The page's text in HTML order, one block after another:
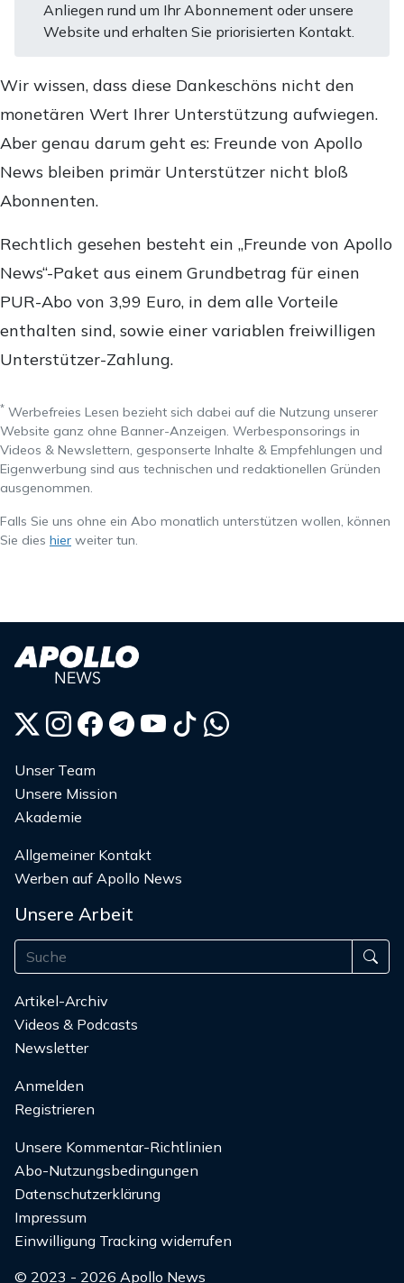
Anliegen rund um Ihr Abonnement oder unsere
Website und erhalten Sie priorisierten Kontakt.
Wir wissen, dass diese Dankeschöns nicht den
monetären Wert Ihrer Unterstützung aufwiegen.
Aber genau darum geht es: Freunde von Apollo
News bleiben primär Unterstützer nicht bloß
Abonnenten.
Rechtlich gesehen besteht ein „Freunde von Apollo
News“-Paket aus einem Grundbetrag für einen
PUR-Abo von 3,99 Euro, in dem alle Vorteile
enthalten sind, sowie einer variablen freiwilligen
Unterstützer-Zahlung.
* Werbefreies Lesen bezieht sich dabei auf die Nutzung unserer
Website ganz ohne Banner-Anzeigen. Werbesponsorings in
Videos & Newslettern, gesponserte Inhalte & Empfehlungen und
Eigenwerbung sind aus technischen und redaktionellen Gründen
ausgenommen.
Falls Sie uns ohne ein Abo monatlich unterstützen wollen, können
Sie dies hier weiter tun.
Unser Team
Unsere Mission
Akademie
Allgemeiner Kontakt
Werben auf Apollo News
Unsere Arbeit
Artikel-Archiv
Videos & Podcasts
Newsletter
Anmelden
Registrieren
Unsere Kommentar-Richtlinien
Abo-Nutzungsbedingungen
Datenschutzerklärung
Impressum
Einwilligung Tracking widerrufen
© 2023 - 2026 Apollo News